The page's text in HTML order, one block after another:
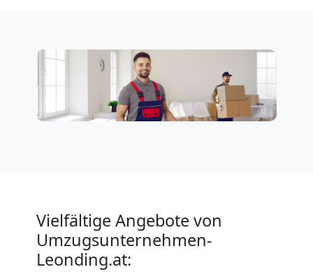
Vielfältige Angebote von
Umzugsunternehmen-
Leonding.at: